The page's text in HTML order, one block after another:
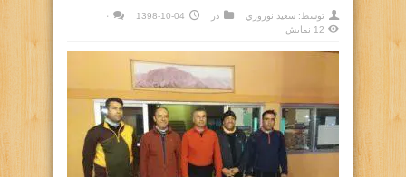
توسط: سعيد نوروزي در 1398-10-04
۰
12 نمایش